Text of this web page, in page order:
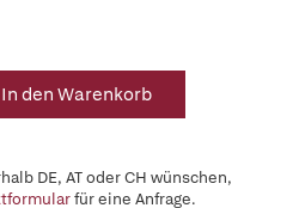
In den Warenkorb
DE, AT oder CH wünschen,
für eine Anfrage.